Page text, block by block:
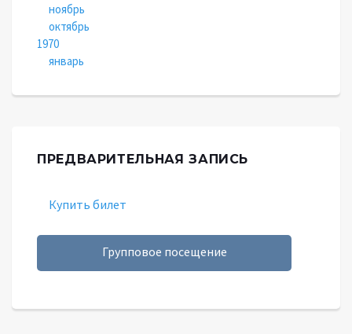
ноябрь
октябрь
1970
январь
ПРЕДВАРИТЕЛЬНАЯ ЗАПИСЬ
Купить билет
Групповое посещение